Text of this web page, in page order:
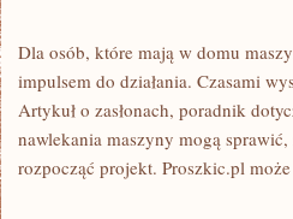
Dla osób, które mają w domu
impulsem do działania. Czasami
Artykuł o zasłonach, poradnik
nawlekania maszyny mogą
rozpocząć projekt. Proszkic.pl